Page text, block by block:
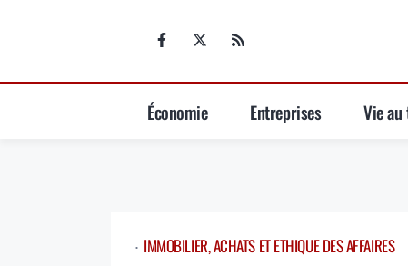
Économie Entreprises Vie
⋅ IMMOBILIER, ACHATS ET ETHIQUE DES AFFAIRES